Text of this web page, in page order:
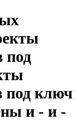
под
под ключ
и - и -